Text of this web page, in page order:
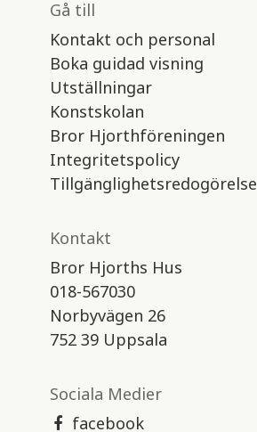
Gå till
Kontakt och personal
Boka guidad visning
Utställningar
Konstskolan
Bror Hjorthföreningen
Integritetspolicy
Tillgänglighetsredogörelse
Kontakt
Bror Hjorths Hus
018-567030
Norbyvägen 26
752 39 Uppsala
Sociala Medier
facebook